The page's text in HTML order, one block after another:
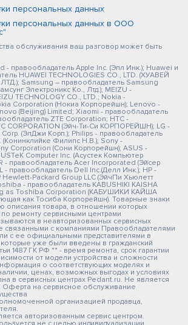
персональных данных
персональных данных в ООО
обслуживания ваш разговор может быть
- правообладатель Apple Inc. (Эпл Инк.); Huawei и
HUAWEI TECHNOLOGIES CO., LTD. (ХУАВЕЙ
Samsung – правообладатель Samsung
Электроникс Ко., Лтд.); MEIZU -
TECHNOLOGY CO., LTD.; Nokia -
Corporation (Нокиа Корпорейшн); Lenovo -
(Beijing) Limited; Xiaomi - правообладатель
ZTE Corporation; HTC -
CORPORATION (Эйч-Ти-Си КОРПОРЕЙШН); LG -
(ЭлДжи Корп.); Philips - правообладатель
(Конинклийке Филипс Н.В.); Sony -
Corporation (Сони Корпорейшн); ASUS -
Computer Inc. (Асустек Компьютер
- правообладатель Acer Incorporated (Эйсер
- правообладатель Dell Inc.(Делл Инк.); HP -
Hewlett-Packard Group LLC (ЭйчПи Хьюлетт
- правообладатель KABUSHIKI KAISHA
as Toshiba Corporation (КАБУШИКИ КАЙША
как Тосиба Корпорейшн). Товарные знаки
описания товара, в отношении которых
по ремонту сервисными центрами
в неавторизованных сервисных
связанными с компаниями Правообладателями
с ее официальными представителями в
уже были введены в гражданский
1487 ГК РФ ** - время ремонта, срок гарантии
от модели устройства и сложности
о соответствующих моделях и
ценах, возможных выгодах и условиях
в сервисных центрах Pedant.ru. Не является
на сервисное обслуживание
организацией продавца,
авторизованным сервис центром.